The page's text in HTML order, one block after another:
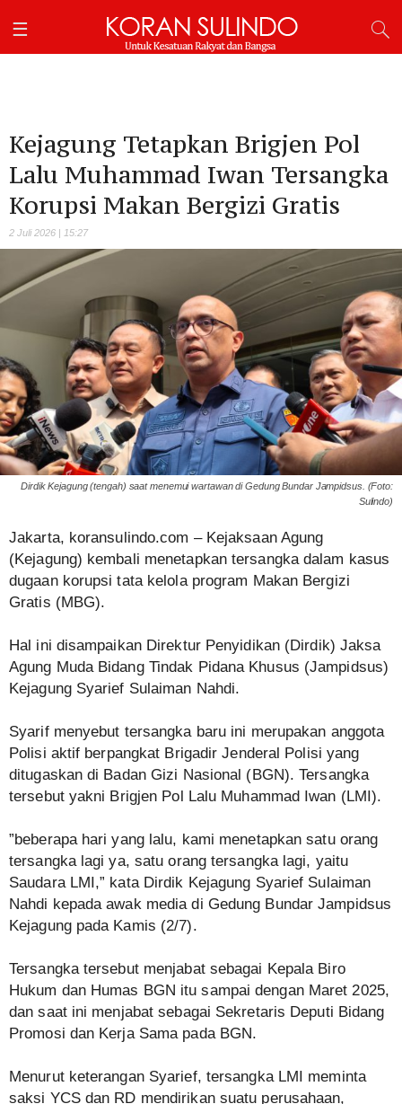
Kejagung Tetapkan Brigjen Pol
Lalu Muhammad Iwan Tersangka
Korupsi Makan Bergizi Gratis
2 Juli 2026 | 15:27
Dirdik Kejagung (tengah) saat menemui wartawan di Gedung Bundar Jampidsus. (Foto:
Sulindo)
‎Jakarta, koransulindo.com – Kejaksaan Agung
(Kejagung) kembali menetapkan tersangka dalam kasus
dugaan korupsi tata kelola program Makan Bergizi
Gratis (MBG).
‎Hal ini disampaikan Direktur Penyidikan (Dirdik) Jaksa
Agung Muda Bidang Tindak Pidana Khusus (Jampidsus)
Kejagung Syarief Sulaiman Nahdi.
‎Syarif menyebut tersangka baru ini merupakan anggota
Polisi aktif berpangkat Brigadir Jenderal Polisi yang
ditugaskan di Badan Gizi Nasional (BGN). Tersangka
tersebut yakni Brigjen Pol Lalu Muhammad Iwan (LMI).
‎”beberapa hari yang lalu, kami menetapkan satu orang
tersangka lagi ya, satu orang tersangka lagi, yaitu
Saudara LMI,” kata Dirdik Kejagung Syarief Sulaiman
Nahdi kepada awak media di Gedung Bundar Jampidsus
Kejagung pada Kamis (2/7).
‎Tersangka tersebut menjabat sebagai Kepala Biro
Hukum dan Humas BGN itu sampai dengan Maret 2025,
dan saat ini menjabat sebagai Sekretaris Deputi Bidang
Promosi dan Kerja Sama pada BGN.
‎Menurut keterangan Syarief, tersangka LMI meminta
saksi YCS dan RD mendirikan suatu perusahaan,